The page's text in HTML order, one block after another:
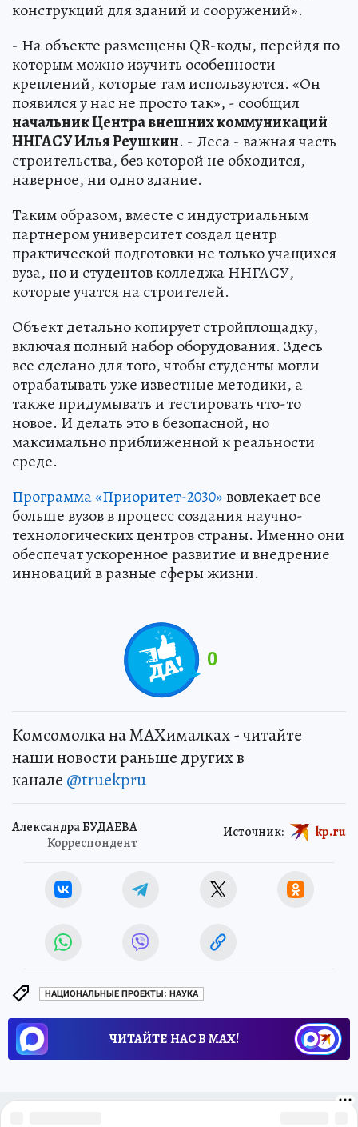
конструкций для зданий и сооружений».
- На объекте размещены QR-коды, перейдя по
которым можно изучить особенности
креплений, которые там используются. «Он
появился у нас не просто так», - сообщил
начальник Центра внешних коммуникаций
ННГАСУ Илья Реушкин. - Леса - важная часть
строительства, без которой не обходится,
наверное, ни одно здание.
Таким образом, вместе с индустриальным
партнером университет создал центр
практической подготовки не только учащихся
вуза, но и студентов колледжа ННГАСУ,
которые учатся на строителей.
Объект детально копирует стройплощадку,
включая полный набор оборудования. Здесь
все сделано для того, чтобы студенты могли
отрабатывать уже известные методики, а
также придумывать и тестировать что-то
новое. И делать это в безопасной, но
максимально приближенной к реальности
среде.
Программа «Приоритет-2030»вовлекает все
больше вузов в процесс создания научно-
технологических центров страны. Именно они
обеспечат ускоренное развитие и внедрение
инноваций в разные сферы жизни.
0
Комсомолка на MAXималках - читайте
наши новости раньше других в
канале @truekpru
Александра БУДАЕВА
Корреспондент
Источник: kp.ru
НАЦИОНАЛЬНЫЕ ПРОЕКТЫ: НАУКА
ЧИТАЙТЕ НАС В МАХ!